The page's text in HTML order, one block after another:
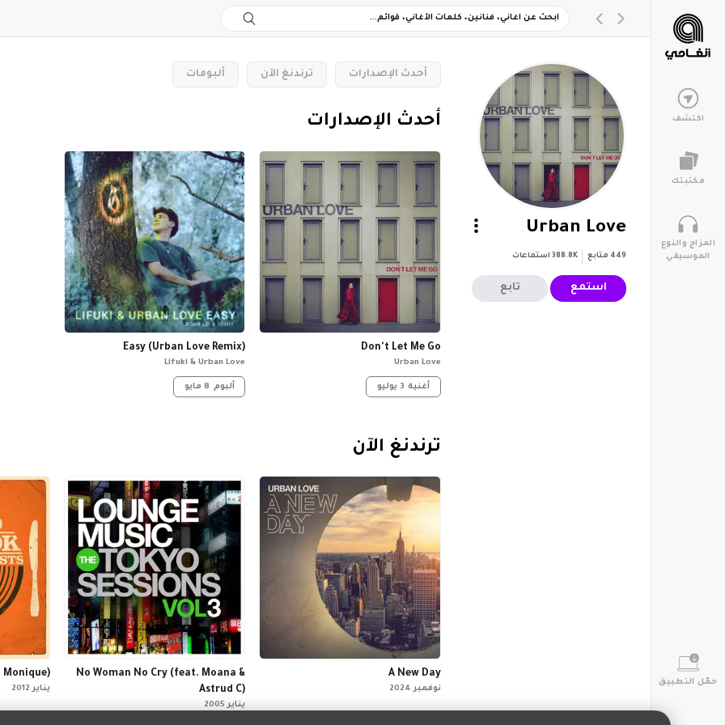
اكتشف
مكتبتك
المزاج والنوع
الموسيقي
حمّل التطبيق
Urban Love
449 متابع 388.8K استماعات
استمع تابع
‏أحدث الإصدارات ‏ترندنغ الآن ‏ألبومات
‏أحدث الإصدارات
Don't Let Me Go
Urban Love
أغنية 3 يوليو
Easy (Urban Love Remix)
Lifuki & Urban Love
ألبوم 8 مايو
‏ترندنغ الآن
A New Day
نوفمبر 2024
No Woman No Cry (feat. Moana &
Astrud C)
يناير 2005
Monique)
يناير 2012